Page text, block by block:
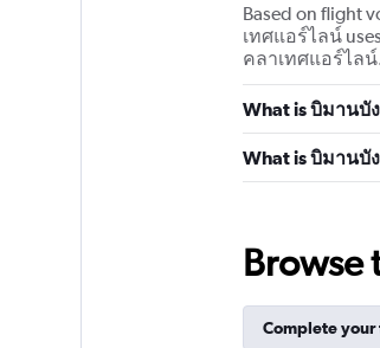
Based on flight
เทศแอร์ไลน์
คลาเทศแอร์ไล
What is บิมานบั
What is บิมานบั
Browse
Complete your